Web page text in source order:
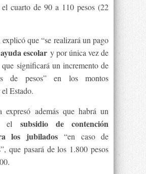
cuarto de 90 a 110 pesos (22
que “se realizará un pago
ayuda escolar y por única vez de
significará un incremento de
de pesos” en los montos
Estado.
expresó además que habrá un
el subsidio de contención
los jubilados “en caso de
que pasará de los 1.800 pesos